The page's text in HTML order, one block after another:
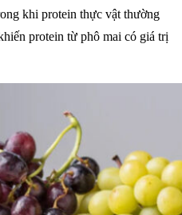
khi protein thực vật thường
protein từ phô mai có giá trị